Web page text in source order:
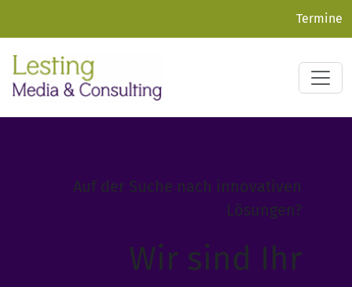
Termine
Auf der Suche nach innovativen
Lösungen?
Wir sind Ihr